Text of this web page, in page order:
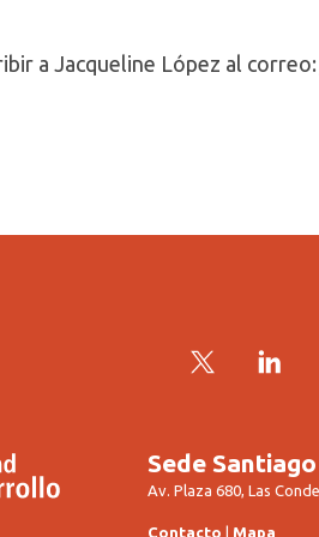
a Jacqueline López al correo:
Twitter
Sede Santiago
Av. Plaza 680, Las
Contacto Mapa